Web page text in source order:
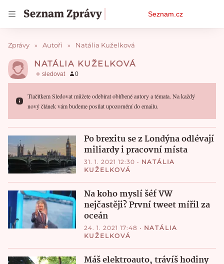
menu
Seznam.cz
Zprávy Autoři Natália Kuželková
NATÁLIA KUŽELKOVÁ
Tlačítkem Sledovat můžete odebírat oblíbené autory a témata. Na každý
nový článek vám budeme posílat upozornění do emailu.
Po brexitu se z Londýna odlévají
miliardy i pracovní místa
31. 1. 2021 12:30 • NATÁLIA
KUŽELKOVÁ
Na koho myslí šéf VW
nejčastěji? První tweet mířil za
oceán
24. 1. 2021 17:48 • NATÁLIA
KUŽELKOVÁ
Máš elektroauto, trávíš hodiny